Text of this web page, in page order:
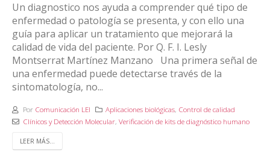
Un diagnostico nos ayuda a comprender qué tipo de
enfermedad o patología se presenta, y con ello una
guía para aplicar un tratamiento que mejorará la
calidad de vida del paciente. Por Q. F. I. Lesly
Montserrat Martínez Manzano Una primera señal de
una enfermedad puede detectarse través de la
sintomatología, no...
Por Comunicación LEI Aplicaciones biológicas, Control de calidad
Clínicos y Detección Molecular, Verificación de kits de diagnóstico humano
LEER MÁS...